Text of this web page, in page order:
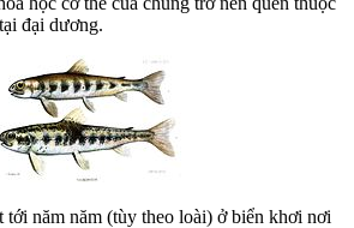
đại dương.
tới năm năm (tùy theo loài) ở biển khơi nơi